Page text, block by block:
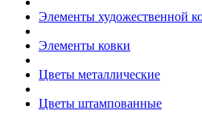
Элементы художественной
Элементы ковки
Цветы металлические
Цветы штампованные